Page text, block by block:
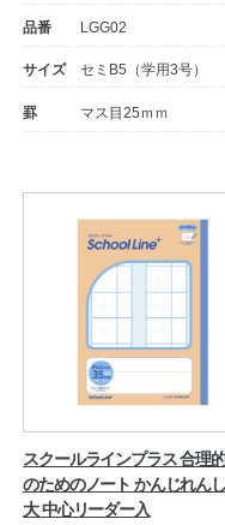
品番 LGG02
サイズ セミB5（学用3号）
罫 マス目25ｍｍ
スクールラインプラス 合理
のためのノート かんじれん
大 中心リーダー入